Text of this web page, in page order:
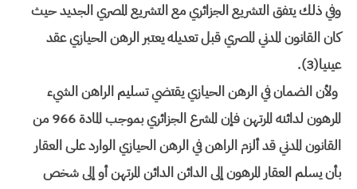
وفي ذلك يتفق التشريع الجزائري مع التشريع المصري الجديد حيث
كان القانون المدني المصري قبل تعديله يعتبر الرهن الحيازي عقد
عينيا(3).
ولأن الضمان في الرهن الحيازي يقتضي تسليم الراهن الشيء
المرهون لدائنه المرتهن فإن المشرع الجزائري بموجب المادة 966 من
القانون المدني قد ألزم الراهن في الرهن الحيازي الوارد على العقار
بأن يسلم العقار المرهون إلى الدائن الدائن المرتهن أو إلى شخص